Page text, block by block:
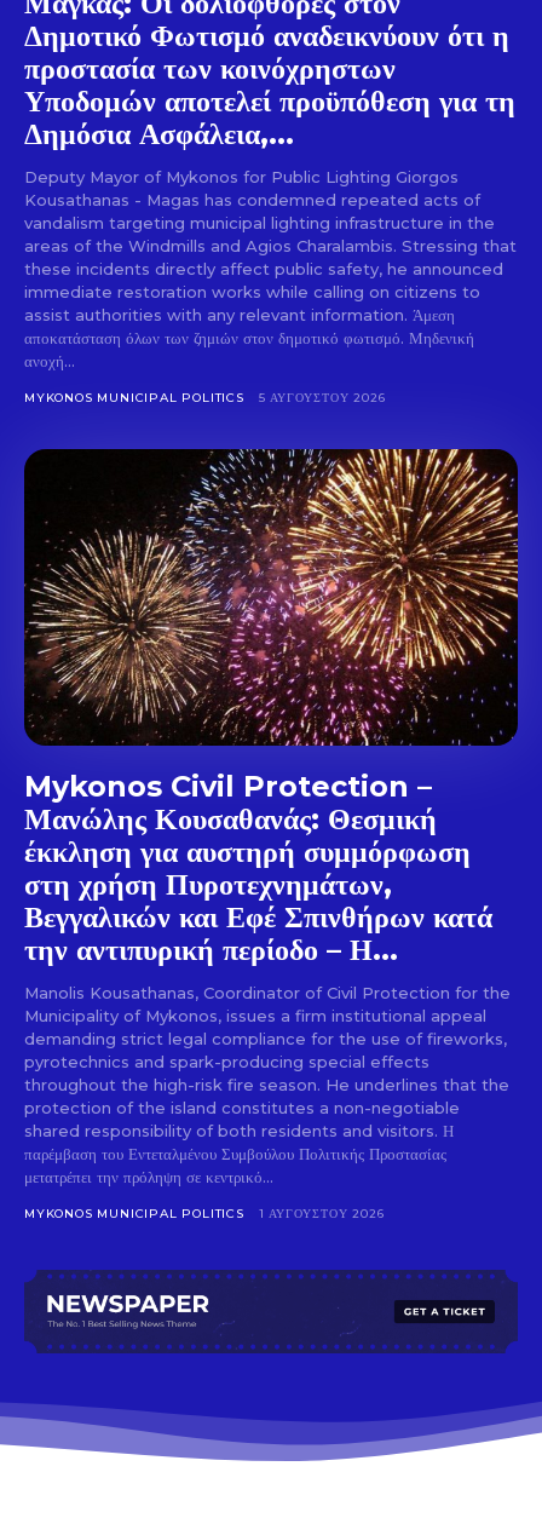
Don't miss
out!
Sing up for our newsletter
to stay in the loop.
SUBSCRIBE
Δημοτικό Φωτισμό αναδεικνύουν ότι η
προστασία των κοινόχρηστων
Υποδομών αποτελεί προϋπόθεση για τη
Δημόσια Ασφάλεια,...
Deputy Mayor of Mykonos for Public Lighting Giorgos
Kousathanas - Magas has condemned repeated acts of
vandalism targeting municipal lighting infrastructure in the
areas of the Windmills and Agios Charalambis. Stressing that
these incidents directly affect public safety, he announced
immediate restoration works while calling on citizens to
assist authorities with any relevant information. Άμεση
αποκατάσταση όλων των ζημιών στον δημοτικό φωτισμό. Μηδενική
ανοχή...
MYKONOS MUNICIPAL POLITICS 5 ΑΥΓΟΎΣΤΟΥ 2026
Mykonos Civil Protection –
Μανώλης Κουσαθανάς: Θεσμική
έκκληση για αυστηρή συμμόρφωση
στη χρήση Πυροτεχνημάτων,
Βεγγαλικών και Εφέ Σπινθήρων κατά
την αντιπυρική περίοδο – Η...
Manolis Kousathanas, Coordinator of Civil Protection for the
Municipality of Mykonos, issues a firm institutional appeal
demanding strict legal compliance for the use of fireworks,
pyrotechnics and spark-producing special effects
throughout the high-risk fire season. He underlines that the
protection of the island constitutes a non-negotiable
shared responsibility of both residents and visitors. Η
παρέμβαση του Εντεταλμένου Συμβούλου Πολιτικής Προστασίας
μετατρέπει την πρόληψη σε κεντρικό...
MYKONOS MUNICIPAL POLITICS 1 ΑΥΓΟΎΣΤΟΥ 2026